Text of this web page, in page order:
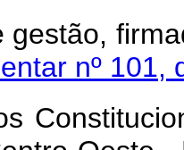
gestão,
nº 101,